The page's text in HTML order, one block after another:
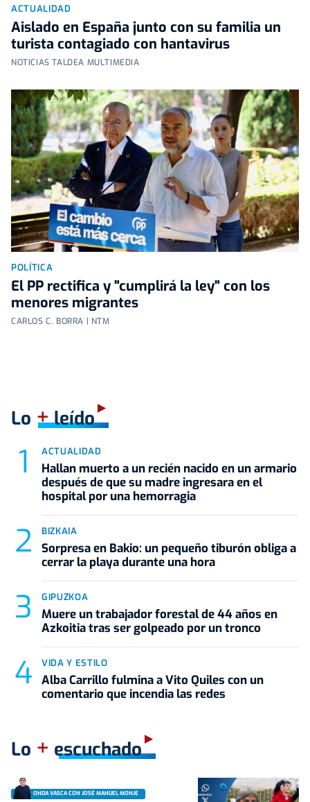
ACTUALIDAD
Aislado en España junto con su familia un
turista contagiado con hantavirus
NOTICIAS TALDEA MULTIMEDIA
POLÍTICA
El PP rectifica y "cumplirá la ley" con los
menores migrantes
CARLOS C. BORRA | NTM
Lo +leído
ACTUALIDAD
Hallan muerto a un recién nacido en un armario
después de que su madre ingresara en el
hospital por una hemorragia
BIZKAIA
Sorpresa en Bakio: un pequeño tiburón obliga a
cerrar la playa durante una hora
GIPUZKOA
Muere un trabajador forestal de 44 años en
Azkoitia tras ser golpeado por un tronco
VIDA Y ESTILO
Alba Carrillo fulmina a Vito Quiles con un
comentario que incendia las redes
Lo + escuchado
ONDA VASCA CON JOSÉ MANUEL MONJE